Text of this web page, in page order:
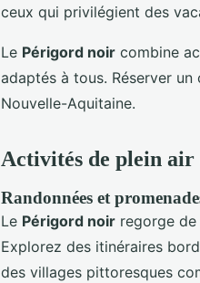
ceux qui privilégient des
Le Périgord noir combine
adaptés à tous. Réserver
Nouvelle-Aquitaine.
Activités de plein air
Randonnées et
Le Périgord noir regorge de
Explorez des itinéraires
des villages pittoresques